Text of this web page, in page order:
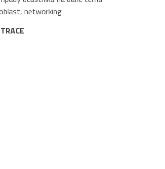
networking